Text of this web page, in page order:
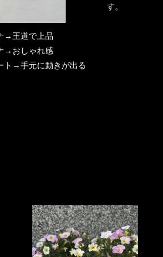
す。
→王道で上品
→おしゃれ感
ト→手元に動きが出る